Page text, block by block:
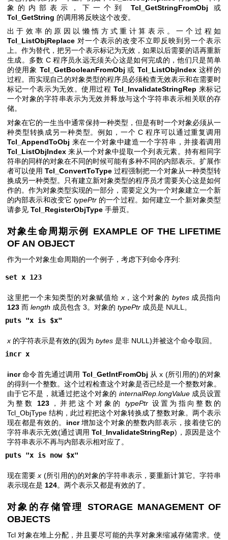
象的内部表示，下一个到 Tcl_GetStringFromObj 或
Tcl_GetString 的调用将反映这个改变。
出于效率的原因以懒惰方式重计算表示。一个过程如
Tcl_ListObjReplace 对一个表示的改变不立即反映到另一个表示
上。作为替代，把另一个表示标记为无效，如果以后需要的话再重新
生成。多数 C 程序员永远无须关心这是如何完成的，他们只是简单
的使用象 Tcl_GetBooleanFromObj 或 Tcl_ListObjIndex这样的
过程。而实现自己的对象类型的程序员必须检查无效表示和在需要时
标记一个表示为无效。使用过程Tcl_InvalidateStringRep 来标记
一个对象的字符串表示为无效并释放与这个字符串表示相关联的存
储。
对象在它的一生当中通常保持一种类型，但是有时一个对象必须从一
种类型转换成另一种类型。例如，一个 C 程序可以通过重复调用
Tcl_AppendToObj 来在一个对象中建造一个字符串，并接着调用
Tcl_ListObjIndex 来从一个对象中提取一个列表元素。持有相同字
符串的同样的对象在不同的时候可能有多种不同的内部表示。扩展作
者可以使用 Tcl_ConvertToType 过程强制把一个对象从一种类型转
换成另一种类型。只有建立新对象类型的程序员才需要关心这是如何
作的。作为对象类型实现的一部分，需要定义为一个对象建立一个新
的内部表示和改变它typePtr 的一个过程。如何建立一个新对象类型
请参见 Tcl_RegisterObjType 手册页。
对象生命周期示例 EXAMPLE OF THE LIFETIME
OF AN OBJECT
作为一个对象生命周期的一个例子，考虑下列命令序列:
set x 123
这里把一个未知类型的对象赋值给 x，这个对象的 bytes成员指向
123 而 length 成员包含 3。对象的 typePtr 成员是 NULL。
puts "x is $x"
x 的字符表示是有效的(因为 bytes 是非 NULL)并被这个命令取回。
incr x
incr命令首先通过调用 Tcl_GetIntFromObj 从 x (所引用的)的对象
的得到一个整数。这个过程检查这个对象是否已经是一个整数对象。
由于它不是，就通过把这个对象的 internalRep.longValue成员设置
为整数 123 ，并把这个对象的typePtr 设置为指向整数的
Tcl_ObjType 结构，此过程把这个对象转换成了整数对象。两个表示
现在都是有效的。 incr增加这个对象的整数内部表示，接着使它的
字符串表示无效(通过调用Tcl_InvalidateStringRep)，原因是这个
字符串表示不再与内部表示相对应了。
puts "x is now $x"
现在需要x (所引用的)的对象的字符串表示，要重新计算它。字符串
表示现在是 124。两个表示又都是有效的了。
对象的存储管理 STORAGE MANAGEMENT OF
OBJECTS
Tcl 对象在堆上分配，并且要尽可能的共享对象来缩减存储需求。使